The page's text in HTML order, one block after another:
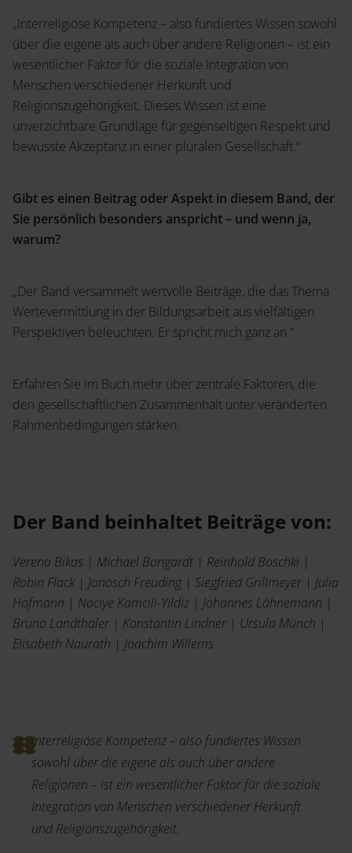
„Interreligiöse Kompetenz – also fundiertes Wissen sowohl
über die eigene als auch über andere Religionen – ist ein
wesentlicher Faktor für die soziale Integration von
Menschen verschiedener Herkunft und
Religionszugehörigkeit. Dieses Wissen ist eine
unverzichtbare Grundlage für gegenseitigen Respekt und
bewusste Akzeptanz in einer pluralen Gesellschaft.“
Gibt es einen Beitrag oder Aspekt in diesem Band, der
Sie persönlich besonders anspricht – und wenn ja,
warum?
„Der Band versammelt wertvolle Beiträge, die das Thema
Wertevermittlung in der Bildungsarbeit aus vielfältigen
Perspektiven beleuchten. Er spricht mich ganz an.“
Erfahren Sie im Buch mehr über zentrale Faktoren, die
den gesellschaftlichen Zusammenhalt unter veränderten
Rahmenbedingungen stärken.
Der Band beinhaltet Beiträge von:
Verena Bikas | Michael Bongardt | Reinhold Boschki |
Robin Flack | Janosch Freuding | Siegfried Grillmeyer | Julia
Hofmann | Naciye Kamcili-Yildiz | Johannes Lähnemann |
Bruno Landthaler | Konstantin Lindner | Ursula Münch |
Elisabeth Naurath | Joachim Willems
Interreligiöse Kompetenz – also fundiertes Wissen
sowohl über die eigene als auch über andere
Religionen – ist ein wesentlicher Faktor für die soziale
Integration von Menschen verschiedener Herkunft
und Religionszugehörigkeit.